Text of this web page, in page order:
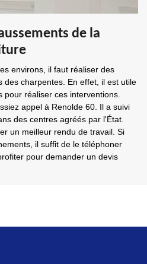
de la
environs, il faut réaliser des
des charpentes. En effet, il est utile
réaliser ces interventions.
appel à Renolde 60. Il a suivi
des centres agréés par l'État.
un meilleur rendu de travail. Si
il suffit de le téléphoner
pour demander un devis